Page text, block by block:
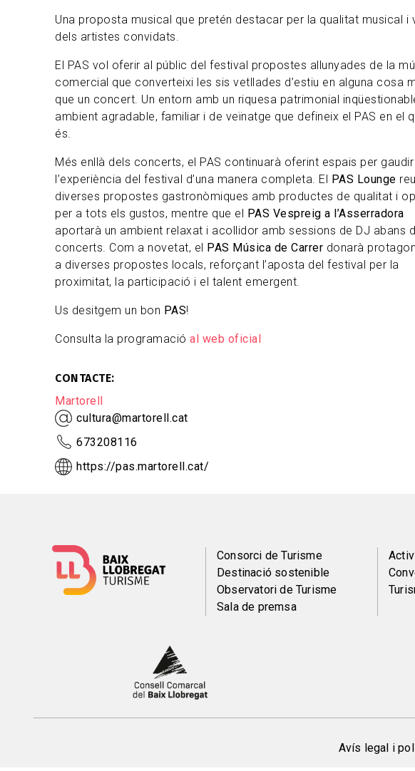
Una proposta musical que pretén destacar per la qualitat musical i
dels artistes convidats.
El PAS vol oferir al públic del festival propostes allunyades de la
comercial que converteixi les sis vetllades d’estiu en alguna cosa
que un concert. Un entorn amb un riquesa patrimonial
ambient agradable, familiar i de veïnatge que defineix el PAS en el
és.
Més enllà dels concerts, el PAS continuarà oferint espais per
l’experiència del festival d’una manera completa. El
PAS Lounge
diverses propostes gastronòmiques amb productes de qualitat i
per a tots els gustos, mentre que el
PAS Vespreig a l’Asserradora
aportarà un ambient relaxat i acollidor amb sessions de DJ abans
concerts. Com a novetat, el
PAS Música de Carrer donarà
a diverses propostes locals, reforçant l’aposta del festival per la
proximitat, la participació i el talent emergent.
Us desitgem un bon PAS!
Consulta la programació al web oficial
CONTACTE
Martorell
cultura@martorell.cat
673208116
https://pas.martorell.cat/
Menú
del
Consorci de Turisme
Destinació sostenible
Observatori de Turisme
Sala de premsa
Avís legal i